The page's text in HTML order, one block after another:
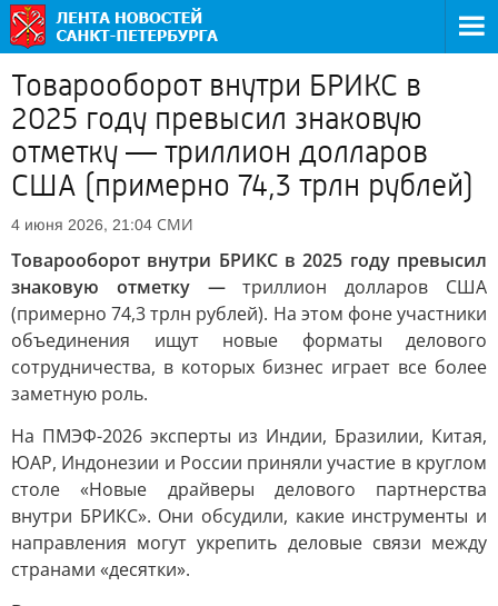
Товарооборот внутри БРИКС в
2025 году превысил знаковую
отметку — триллион долларов
США (примерно 74,3 трлн рублей)
4 июня 2026, 21:04 СМИ
Товарооборот внутри БРИКС в 2025 году превысил
знаковую отметку —триллион долларов США
(примерно 74,3 трлн рублей). На этом фоне участники
объединения ищут новые форматы делового
сотрудничества, в которых бизнес играет все более
заметную роль.
На ПМЭФ-2026 эксперты из Индии, Бразилии, Китая,
ЮАР, Индонезии и России приняли участие в круглом
столе «Новые драйверы делового партнерства
внутри БРИКС». Они обсудили, какие инструменты и
направления могут укрепить деловые связи между
странами «десятки».